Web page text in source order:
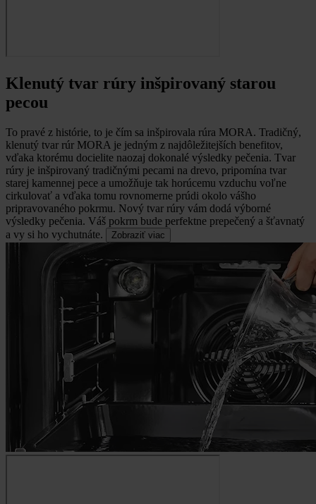
Klenutý tvar rúry inšpirovaný starou
pecou
To pravé z histórie, to je čím sa inšpirovala rúra MORA. Tradičný,
klenutý tvar rúr MORA je jedným z najdôležitejších benefitov,
vďaka ktorému docielite naozaj dokonalé výsledky pečenia. Tvar
rúry je inšpirovaný tradičnými pecami na drevo, pripomína tvar
starej kamennej pece a umožňuje tak horúcemu vzduchu voľne
cirkulovať a vďaka tomu rovnomerne prúdi okolo vášho
pripravovaného pokrmu. Nový tvar rúry vám dodá výborné
výsledky pečenia. Váš pokrm bude perfektne prepečený a šťavnatý
a vy si ho vychutnáte.
Zobraziť viac